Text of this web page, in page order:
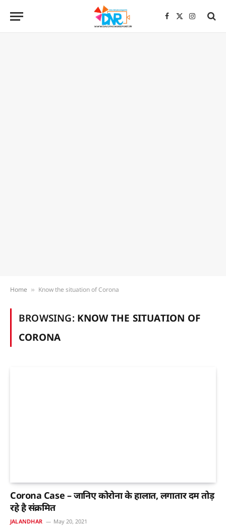
Facebook
X
Home » Know the situation of Corona
BROWSING: KNOW THE SITUATION OF
CORONA
Corona Case – जानिए कोरोना के हालात, लगातार दम तोड़
रहे है संक्रमित
JALANDHAR May 20, 2021